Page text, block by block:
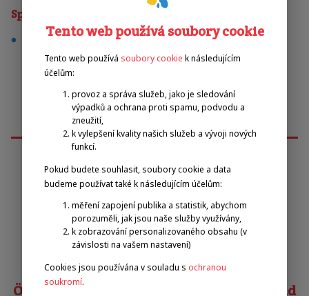
Sporty
tenis
Emilova sportovní, z.s.
Pavel Zbožínek
zbozinek@emilova-sportovni.cz
+420 602 720 518
Österreichischer Behindertensportverband
Tento web používá soubory cookie
Tento web používá soubory cookie k následujícím
účelům:
provoz a správa služeb, jako je sledování
výpadků a ochrana proti spamu, podvodu a
zneužití,
k vylepšení kvality našich služeb a vývoji nových
funkcí.
Pokud budete souhlasit, soubory cookie a data
budeme používat také k následujícím účelům:
měření zapojení publika a statistik, abychom
porozuměli, jak jsou naše služby využívány,
k zobrazování personalizovaného obsahu (v
závislosti na vašem nastavení)
Cookies jsou používána v souladu s ochranou
soukromí.